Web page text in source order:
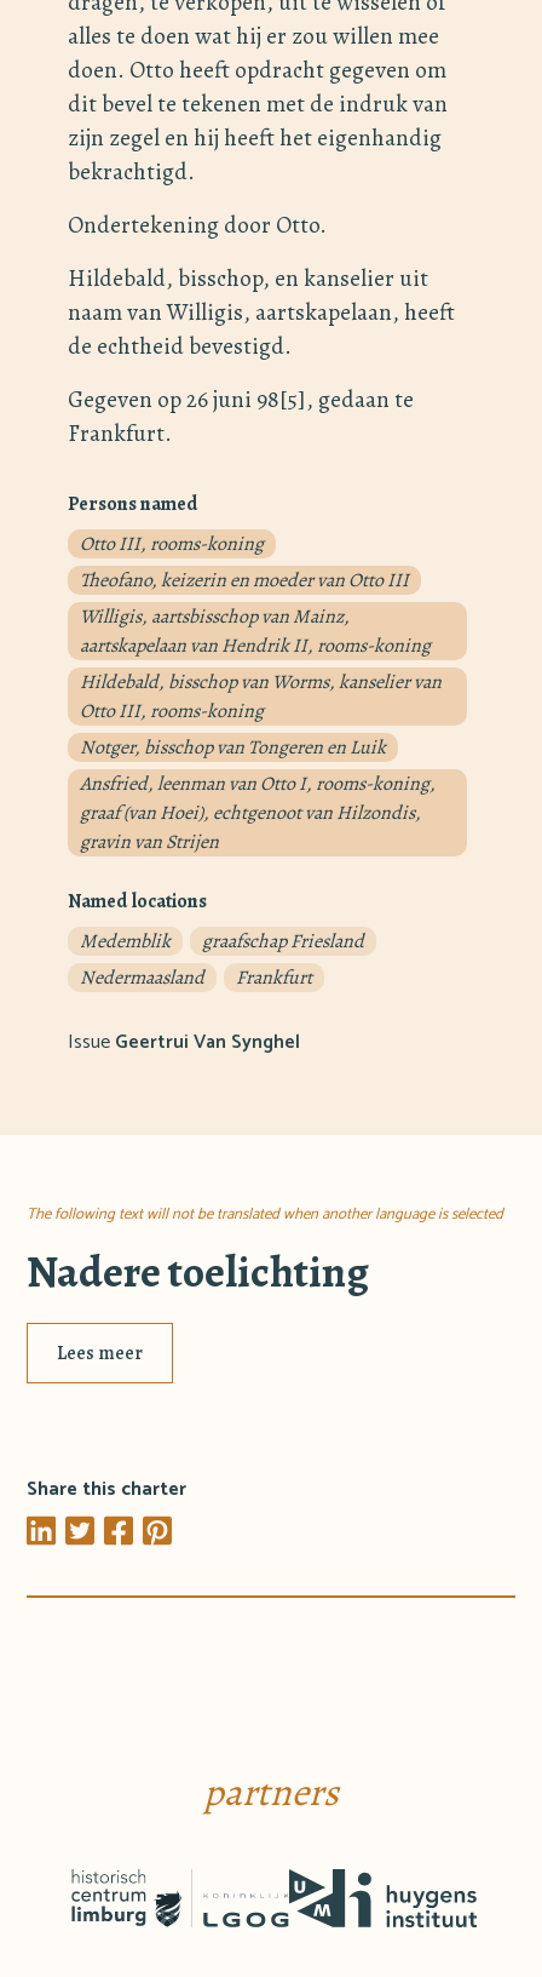
alles te doen wat hij er zou willen mee
doen. Otto heeft opdracht gegeven om
dit bevel te tekenen met de indruk van
zijn zegel en hij heeft het eigenhandig
bekrachtigd.
Ondertekening door Otto.
Hildebald, bisschop, en kanselier uit
naam van Willigis, aartskapelaan, heeft
de echtheid bevestigd.
Gegeven op 26 juni 98[5], gedaan te
Frankfurt.
Persons named
Otto III, rooms-koning
Theofano, keizerin en moeder van Otto III
Willigis, aartsbisschop van Mainz,
aartskapelaan van Hendrik II, rooms-koning
Hildebald, bisschop van Worms, kanselier van
Otto III, rooms-koning
Notger, bisschop van Tongeren en Luik
Ansfried, leenman van Otto I, rooms-koning,
graaf (van Hoei), echtgenoot van Hilzondis,
gravin van Strijen
Named locations
Medemblik
graafschap Friesland
Nedermaasland
Frankfurt
IssueGeertrui Van Synghel
The following text will not be translated when another language is selected
Nadere toelichting
Lees meer
Share this charter
partners